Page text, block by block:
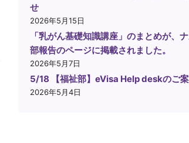
せ
2026年5月15日
「乳がん基礎知識講座」のまとめが、
部報告のページに掲載されました。
2026年5月7日
5/18 【福祉部】eVisa Help deskのご
2026年5月4日